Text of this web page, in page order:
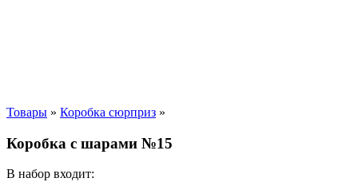
Товары » Коробка сюрприз »
Коробка с шарами №15
В набор входит: